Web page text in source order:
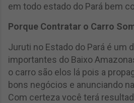
em todo estado do Pará bem
Porque Contratar o Carro
Juruti no Estado do Pará é um
importantes do Baixo
o carro são elos lá pois a
bons negócios e anunciando
Com certeza você terá